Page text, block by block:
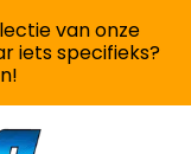
van onze
iets specifieks?